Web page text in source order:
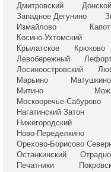
Дмитровский
Донской
Западное Дегунино
Измайлово
Косино-Ухтомский
Крылатское
Крюково
Левобережный
Лосиноостровский
Марьино
Матушкино
Митино
Москворечье-Сабурово
Нагатинский Затон
Нижегородский
Ново-Переделкино
Орехово-Борисово
Останкинский
Печатники